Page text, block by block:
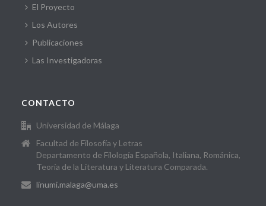
El Proyecto
Los Autores
Publicaciones
Las Investigadoras
CONTACTO
Universidad de Málaga
Facultad de Filosofía y Letras
Departamento de Filología Española, Italiana, Románica,
Teoría de la Literatura y Literatura Comparada.
linumi.malaga@uma.es